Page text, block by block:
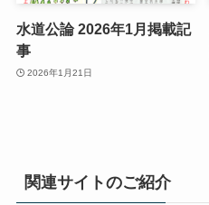
水道公論 2026年1月掲載記
事
2026年1月21日
関連サイトのご紹介